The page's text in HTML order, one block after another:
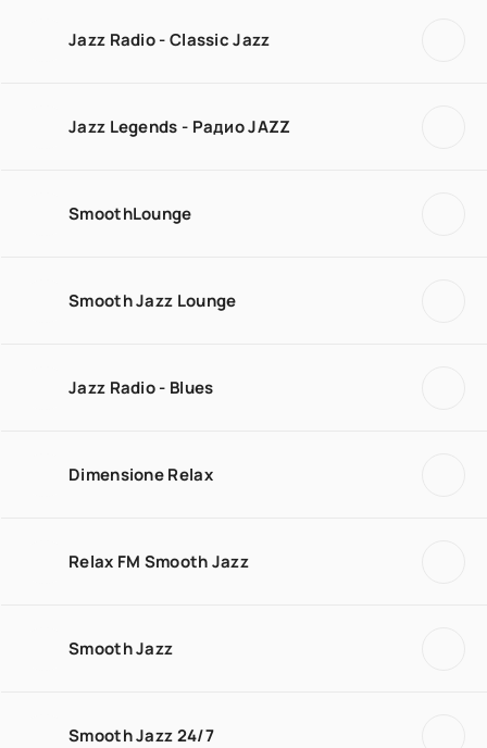
Jazz Radio - Classic Jazz
Jazz Legends - Радио JAZZ
SmoothLounge
Smooth Jazz Lounge
Jazz Radio - Blues
Dimensione Relax
Relax FM Smooth Jazz
Smooth Jazz
Smooth Jazz 24/7